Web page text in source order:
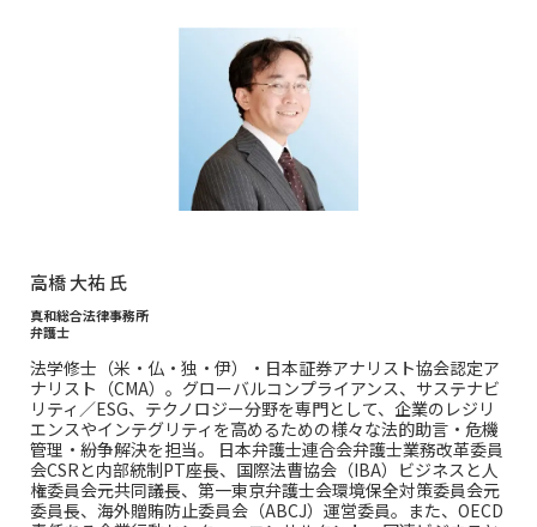
高橋 大祐 氏
真和総合法律事務所
弁護士
法学修士（米・仏・独・伊）・日本証券アナリスト協会認定ア
ナリスト（CMA）。グローバルコンプライアンス、サステナビ
リティ／ESG、テクノロジー分野を専門として、企業のレジリ
エンスやインテグリティを高めるための様々な法的助言・危機
管理・紛争解決を担当。 日本弁護士連合会弁護士業務改革委員
会CSRと内部統制PT座長、国際法曹協会（IBA）ビジネスと人
権委員会元共同議長、第一東京弁護士会環境保全対策委員会元
委員長、海外贈賄防止委員会（ABCJ）運営委員。また、OECD